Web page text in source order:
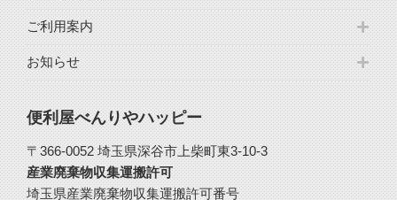
ご利用案内
お知らせ
便利屋べんりやハッピー
〒366-0052 埼玉県深谷市上柴町東3-10-3
産業廃棄物収集運搬許可
埼玉県産業廃棄物収集運搬許可番号